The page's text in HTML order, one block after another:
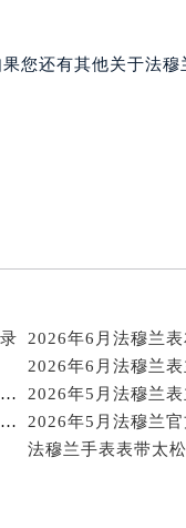
中心（需提前预约）
后服务中心（需提前
心（需提前预约）
中心（需提前预约）
中心（需提前预约）
中心（需提前预约）
中心（需提前预约）
务中心（需提前预约
您还有其他关于法
2026年6月法穆兰
2026年6月法穆兰
2026年6月法穆兰官方保养服务中心及维修点迁移与新设补充公告
2026年5月法穆兰
2026年5月法穆兰官方保养服务中心维修点搬迁及增设补充方案文件
法穆兰手表表带太